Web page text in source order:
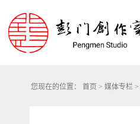
您现在的位置： 首页 > 媒体专栏 >